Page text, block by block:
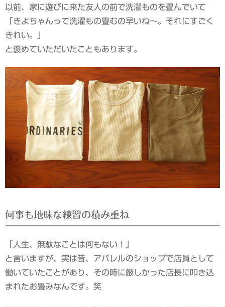
以前、家に遊びに来た友人の前で洗濯ものを畳んでいて
「きよちゃんって洗濯もの畳むの早いね～。それにすごく
きれい。」
と褒めていただいたこともあります。
何事も地味な練習の積み重ね
「人生、無駄なことは何もない！」
と言いますが、実は昔、アパレルのショップで店員として
働いていたことがあり、その時に厳しかった店長に叩き込
まれたお畳みなんです。笑